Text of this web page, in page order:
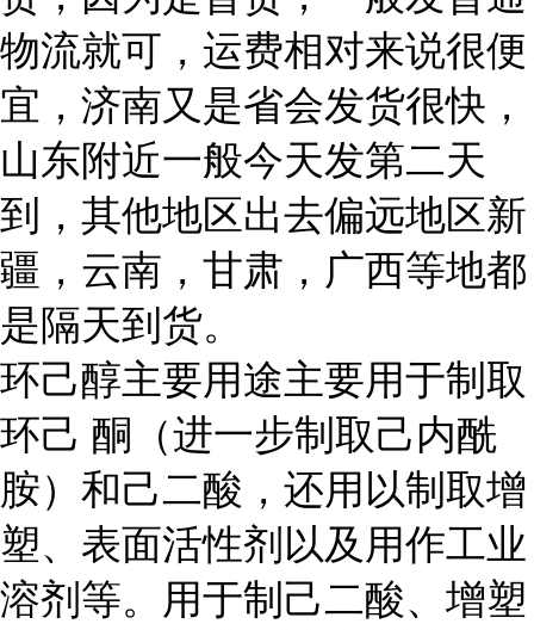
物流就可，运费相对来说很便
宜，济南又是省会发货很快，
山东附近一般今天发第二天
到，其他地区出去偏远地区新
疆，云南，甘肃，广西等地都
是隔天到货。
环己醇主要用途主要用于制取
环己 酮（进一步制取己内酰
胺）和己二酸，还用以制取增
塑、表面活性剂以及用作工业
溶剂等。用于制己二酸、增塑